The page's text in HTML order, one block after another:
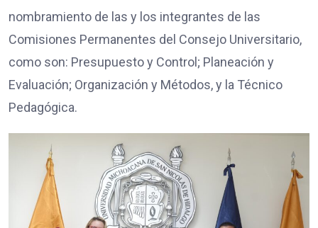
nombramiento de las y los integrantes de las
Comisiones Permanentes del Consejo Universitario,
como son: Presupuesto y Control; Planeación y
Evaluación; Organización y Métodos, y la Técnico
Pedagógica.